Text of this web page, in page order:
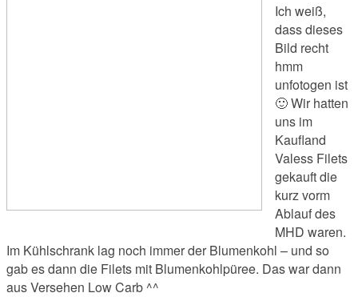
Ich weiß,
dass dieses
Bild recht
hmm
unfotogen ist
🙂 Wir hatten
uns im
Kaufland
Valess Filets
gekauft die
kurz vorm
Ablauf des
MHD waren.
Im Kühlschrank lag noch immer der Blumenkohl – und so
gab es dann die Filets mit Blumenkohlpüree. Das war dann
aus Versehen Low Carb ^^